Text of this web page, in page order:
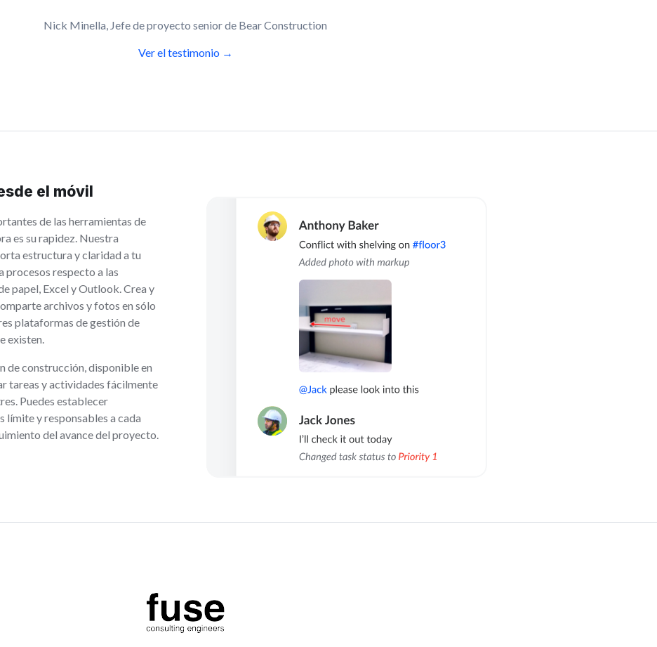
Nick Minella, Jefe de proyecto senior de Bear Construction
Ver el testimonio →
el móvil
de las herramientas de
es su rapidez. Nuestra
estructura y claridad a tu
procesos respecto a las
papel, Excel y Outlook. Crea y
archivos y fotos en sólo
plataformas de gestión de
existen.
de construcción, disponible en
tareas y actividades fácilmente
Puedes establecer
límite y responsables a cada
del avance del proyecto.